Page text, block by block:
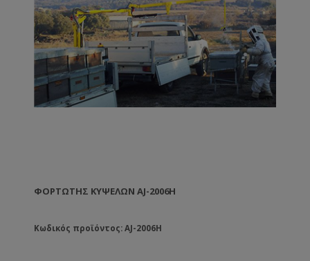
ΦΟΡΤΩΤΉΣ ΚΥΨΕΛΏΝ AJ-2006H
Κωδικός προϊόντος: AJ-2006H